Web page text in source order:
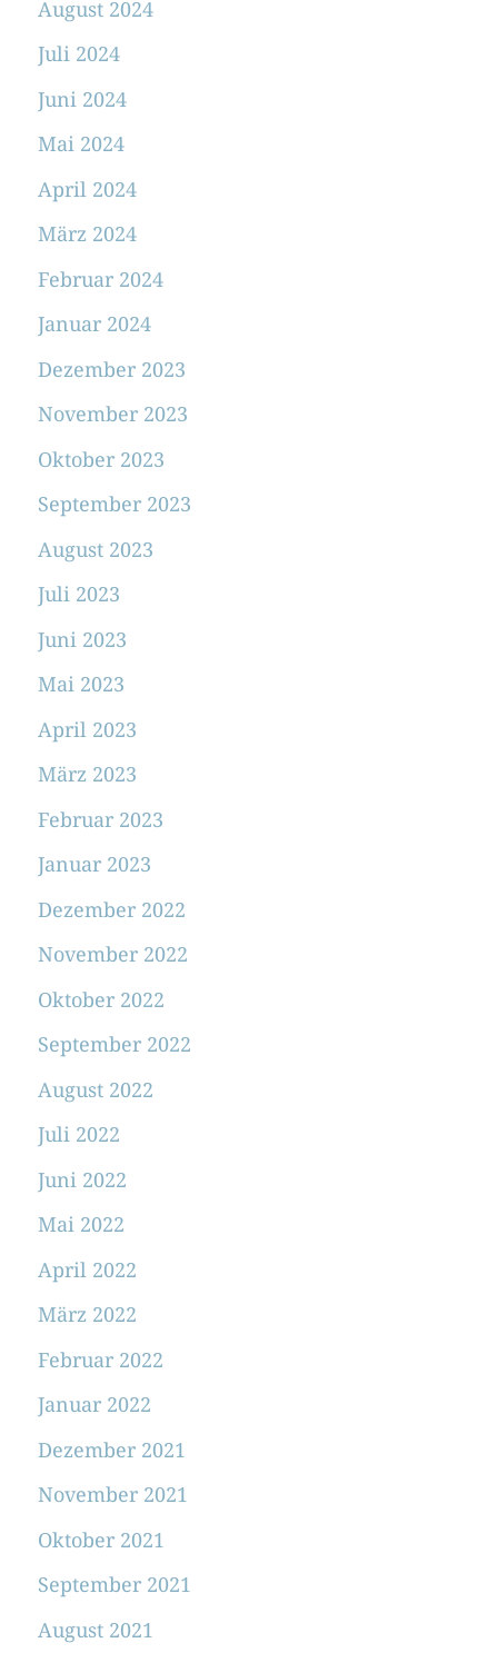
August 2024
Juli 2024
Juni 2024
Mai 2024
April 2024
März 2024
Februar 2024
Januar 2024
Dezember 2023
November 2023
Oktober 2023
September 2023
August 2023
Juli 2023
Juni 2023
Mai 2023
April 2023
März 2023
Februar 2023
Januar 2023
Dezember 2022
November 2022
Oktober 2022
September 2022
August 2022
Juli 2022
Juni 2022
Mai 2022
April 2022
März 2022
Februar 2022
Januar 2022
Dezember 2021
November 2021
Oktober 2021
September 2021
August 2021